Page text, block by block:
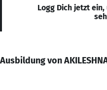
Logg Dich jetzt
Ausbildung von